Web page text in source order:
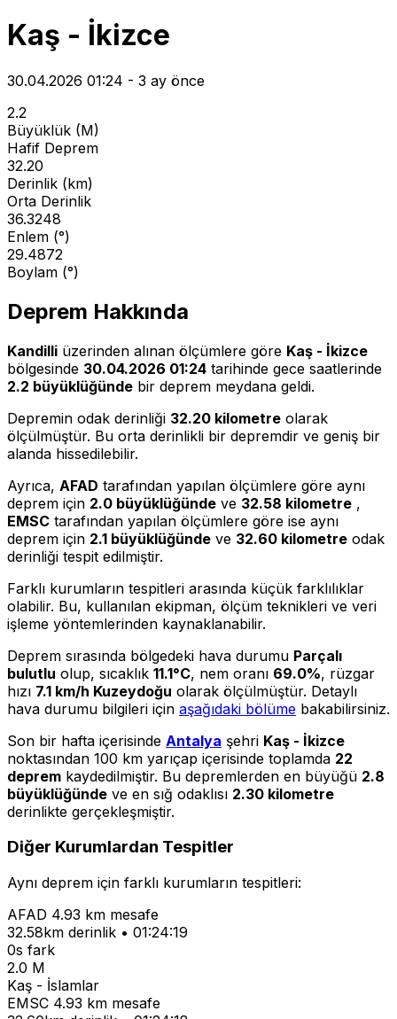
Kaş - İkizce
30.04.2026 01:24 - 3 ay önce
2.2
Büyüklük (M)
Hafif Deprem
32.20
Derinlik (km)
Orta Derinlik
36.3248
Enlem (°)
29.4872
Boylam (°)
Deprem Hakkında
Kandilli üzerinden alınan ölçümlere göre Kaş - İkizce
bölgesinde 30.04.2026 01:24 tarihinde gece saatlerinde
2.2 büyüklüğünde bir deprem meydana geldi.
Depremin odak derinliği 32.20 kilometre olarak
ölçülmüştür. Bu orta derinlikli bir depremdir ve geniş bir
alanda hissedilebilir.
Ayrıca, AFAD tarafından yapılan ölçümlere göre aynı
deprem için 2.0 büyüklüğünde ve 32.58 kilometre ,
EMSC tarafından yapılan ölçümlere göre ise aynı
deprem için 2.1 büyüklüğünde ve 32.60 kilometre odak
derinliği tespit edilmiştir.
Farklı kurumların tespitleri arasında küçük farklılıklar
olabilir. Bu, kullanılan ekipman, ölçüm teknikleri ve veri
işleme yöntemlerinden kaynaklanabilir.
Deprem sırasında bölgedeki hava durumu Parçalı
bulutlu olup, sıcaklık 11.1°C, nem oranı 69.0%, rüzgar
hızı 7.1 km/h Kuzeydoğu olarak ölçülmüştür. Detaylı
hava durumu bilgileri için aşağıdaki bölüme bakabilirsiniz.
Son bir hafta içerisinde Antalya şehri Kaş - İkizce
noktasından 100 km yarıçap içerisinde toplamda 22
deprem kaydedilmiştir. Bu depremlerden en büyüğü 2.8
büyüklüğünde ve en sığ odaklısı 2.30 kilometre
derinlikte gerçekleşmiştir.
Diğer Kurumlardan Tespitler
Aynı deprem için farklı kurumların tespitleri:
AFAD 4.93 km mesafe
32.58km derinlik • 01:24:19
0s fark
2.0 M
Kaş - İslamlar
EMSC 4.93 km mesafe